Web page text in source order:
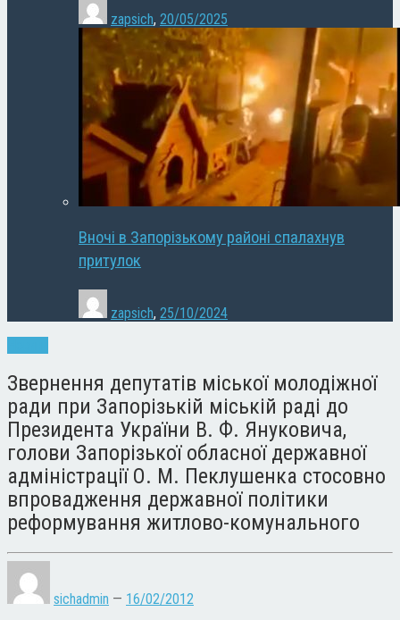
zapsich, 20/05/2025
Вночі в Запорізькому районі спалахнув
притулок
zapsich, 25/10/2024
Звернення депутатів міської молодіжної
ради при Запорізькій міській раді до
Президента України В. Ф. Януковича,
голови Запорізької обласної державної
адміністрації О. М. Пеклушенка стосовно
впровадження державної політики
реформування житлово-комунального
sichadmin — 16/02/2012